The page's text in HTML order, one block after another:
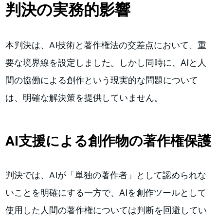
判決の実務的影響
本判決は、AI技術と著作権法の交差点において、重
要な境界線を設定しました。しかし同時に、AIと人
間の協働による創作という現実的な問題について
は、明確な解決策を提供していません。
AI支援による創作物の著作権保護
判決では、AIが「単独の著作者」として認められな
いことを明確にする一方で、AIを創作ツールとして
使用した人間の著作権については判断を回避してい